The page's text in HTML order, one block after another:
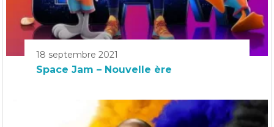
18 septembre 2021
Space Jam – Nouvelle ère